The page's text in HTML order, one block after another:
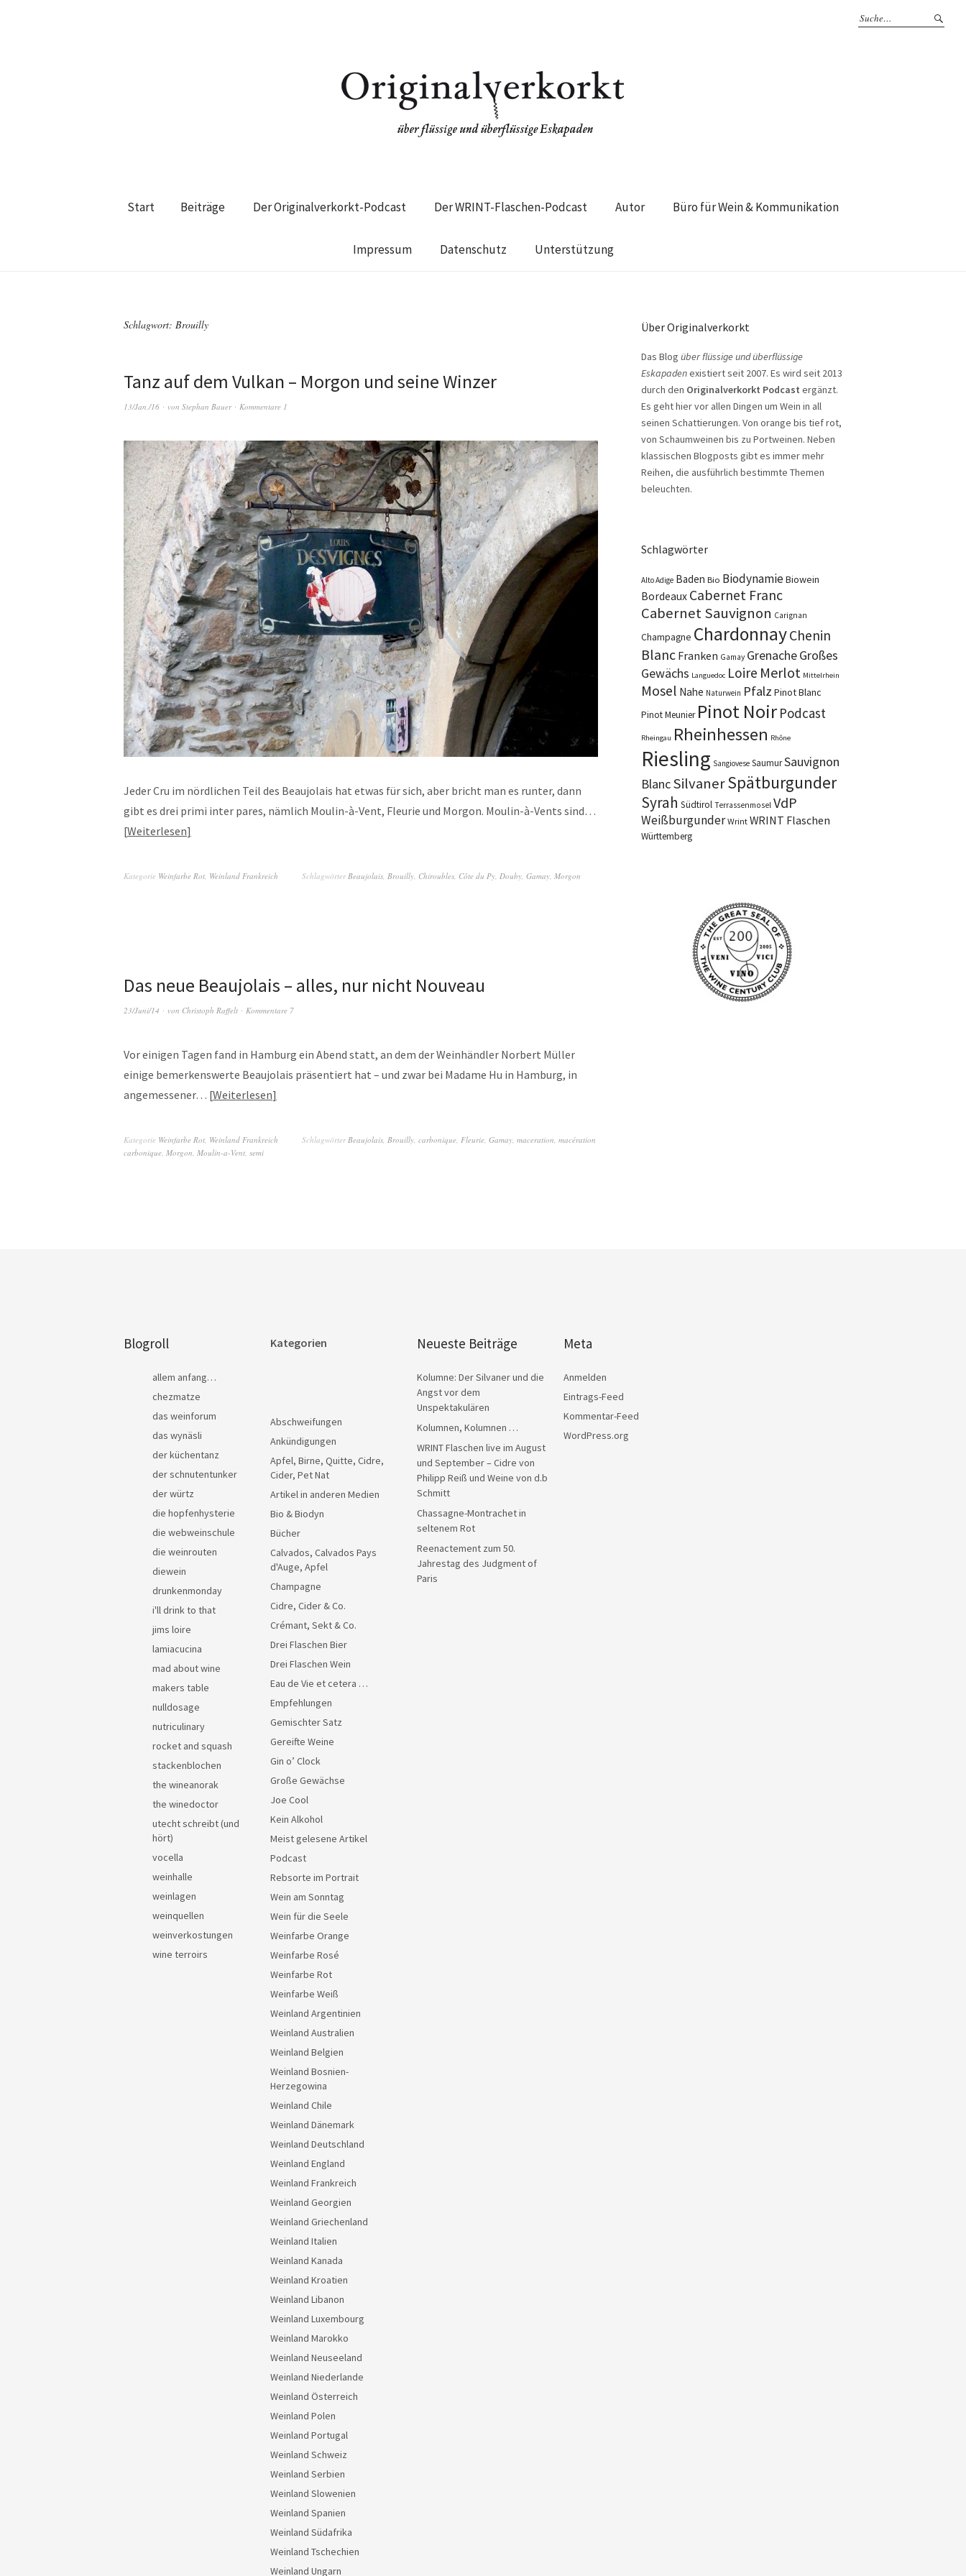
Start Beiträge Der Originalverkorkt-Podcast Der WRINT-Flaschen-Podcast Autor Büro für Wein & Kommunikation
Impressum Datenschutz Unterstützung
Schlagwort: Brouilly
Tanz auf dem Vulkan – Morgon und seine Winzer
13/Jan./16 von Stephan Bauer Kommentare 1
Jeder Cru im nördlichen Teil des Beaujolais hat etwas für sich, aber bricht man es runter, dann
gibt es drei primi inter pares, nämlich Moulin-à-Vent, Fleurie und Morgon. Moulin-à-Vents sind…
Weiterlesen
Kategorie Weinfarbe Rot, Weinland Frankreich SchlagwörterBeaujolais, Brouilly, Chiroubles, Côte du Py, Douby, Gamay, Morgon
Das neue Beaujolais – alles, nur nicht Nouveau
23/Juni/14 von Christoph Raffelt Kommentare 7
Vor einigen Tagen fand in Hamburg ein Abend statt, an dem der Weinhändler Norbert Müller
einige bemerkenswerte Beaujolais präsentiert hat – und zwar bei Madame Hu in Hamburg, in
angemessener… Weiterlesen
Kategorie Weinfarbe Rot, Weinland Frankreich SchlagwörterBeaujolais, Brouilly, carbonique, Fleurie, Gamay, maceration, macération
carbonique, Morgon, Moulin-a-Vent, semi
Über Originalverkorkt
Das Blog über flüssige und überflüssige
Eskapadenexistiert seit 2007. Es wird seit 2013
durch den Originalverkorkt Podcast ergänzt.
Es geht hier vor allen Dingen um Wein in all
seinen Schattierungen. Von orange bis tief rot,
von Schaumweinen bis zu Portweinen. Neben
klassischen Blogposts gibt es immer mehr
Reihen, die ausführlich bestimmte Themen
beleuchten.
Schlagwörter
Alto Adige Baden Bio BiodynamieBiowein
Bordeaux Cabernet Franc
Cabernet Sauvignon Carignan
Champagne ChardonnayChenin
Blanc Franken Gamay GrenacheGroßes
Gewächs Languedoc Loire Merlot Mittelrhein
Mosel Nahe Naturwein Pfalz Pinot Blanc
Pinot Meunier Pinot Noir Podcast
Rheingau Rheinhessen Rhône
Riesling Sangiovese SaumurSauvignon
BlancSilvanerSpätburgunder
Syrah Südtirol Terrassenmosel VdP
Weißburgunder Wrint WRINT Flaschen
Württemberg
Blogroll
allem anfang…
chezmatze
das weinforum
das wynäsli
der küchentanz
der schnutentunker
der würtz
die hopfenhysterie
die webweinschule
die weinrouten
diewein
drunkenmonday
i'll drink to that
jims loire
lamiacucina
mad about wine
makers table
nulldosage
nutriculinary
rocket and squash
stackenblochen
the wineanorak
the winedoctor
utecht schreibt (und
hört)
vocella
weinhalle
weinlagen
weinquellen
weinverkostungen
wine terroirs
Kategorien
Abschweifungen
Ankündigungen
Apfel, Birne, Quitte, Cidre,
Cider, Pet Nat
Artikel in anderen Medien
Bio & Biodyn
Bücher
Calvados, Calvados Pays
d'Auge, Apfel
Champagne
Cidre, Cider & Co.
Crémant, Sekt & Co.
Drei Flaschen Bier
Drei Flaschen Wein
Eau de Vie et cetera …
Empfehlungen
Gemischter Satz
Gereifte Weine
Gin o’ Clock
Große Gewächse
Joe Cool
Kein Alkohol
Meist gelesene Artikel
Podcast
Rebsorte im Portrait
Wein am Sonntag
Wein für die Seele
Weinfarbe Orange
Weinfarbe Rosé
Weinfarbe Rot
Weinfarbe Weiß
Weinland Argentinien
Weinland Australien
Weinland Belgien
Weinland Bosnien-
Herzegowina
Weinland Chile
Weinland Dänemark
Weinland Deutschland
Weinland England
Weinland Frankreich
Weinland Georgien
Weinland Griechenland
Weinland Italien
Weinland Kanada
Weinland Kroatien
Weinland Libanon
Weinland Luxembourg
Weinland Marokko
Weinland Neuseeland
Weinland Niederlande
Weinland Österreich
Weinland Polen
Weinland Portugal
Weinland Schweiz
Weinland Serbien
Weinland Slowenien
Weinland Spanien
Weinland Südafrika
Weinland Tschechien
Weinland Ungarn
Neueste Beiträge
Kolumne: Der Silvaner und die
Angst vor dem
Unspektakulären
Kolumnen, Kolumnen …
WRINT Flaschen live im August
und September – Cidre von
Philipp Reiß und Weine von d.b
Schmitt
Chassagne-Montrachet in
seltenem Rot
Reenactement zum 50.
Jahrestag des Judgment of
Paris
Meta
Anmelden
Eintrags-Feed
Kommentar-Feed
WordPress.org